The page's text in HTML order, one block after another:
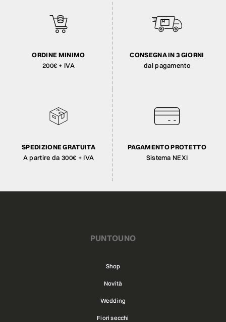
ORDINE MINIMO
200€ + IVA
CONSEGNA IN 3 GIORNI
dal pagamento
SPEDIZIONE GRATUITA
A partire da 300€ + IVA
PAGAMENTO PROTETTO
Sistema NEXI
PUNTOUNO
Shop
Novità
Wedding
Fiori secchi